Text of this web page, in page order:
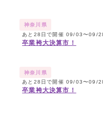
神奈川県
あと28日で開催 09/03〜09/
卒業袴大決算市！
神奈川県
あと28日で開催 09/03〜09/
卒業袴大決算市！